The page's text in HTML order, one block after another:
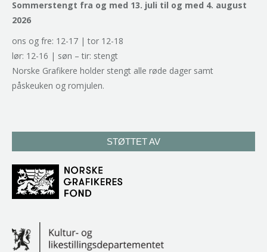
Sommerstengt fra og med 13. juli til og med 4. august
2026
ons og fre: 12-17 | tor 12-18
lør: 12-16 | søn – tir: stengt
Norske Grafikere holder stengt alle røde dager samt
påskeuken og romjulen.
STØTTET AV